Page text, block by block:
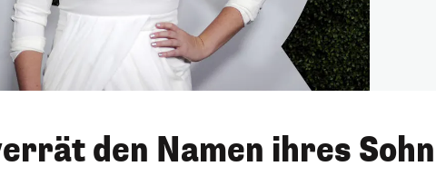
den Namen ihres